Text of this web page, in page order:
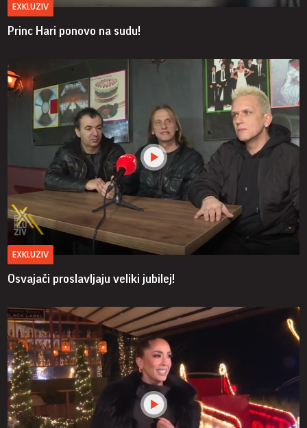
EXKLUZIV
Princ Hari ponovo na sudu!
EXKLUZIV
Osvajači proslavljaju veliki jubilej!